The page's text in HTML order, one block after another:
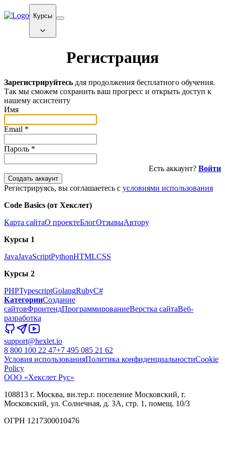
Курсы
Регистрация
Зарегистрируйтесь для продолжения бесплатного обучения.
Так мы сможем сохранить ваш прогресс и открыть доступ к
нашему ассистенту
Имя
Email *
Пароль *
Есть аккаунт? Войти
Создать аккаунт
Регистрируясь, вы соглашаетесь с условиями использования
Code Basics (от Хекслет)
Карта сайтаО проектеБлогОтзывыАвтору
Курсы 1
JavaJavaScriptPythonHTMLCSS
Курсы 2
PHPTypescriptGolangRubyC#
КатегорииСоздание
сайтовФронтендПрограммированиеВерстка сайтаВеб-
разработка
support@hexlet.io
8 800 100 22 47+7 495 085 21 62
Условия использованияПолитика конфиденциальностиCookie
Policy
ООО «Хекслет Рус»
108813 г. Москва, вн.тер.г. поселение Московский, г.
Московский, ул. Солнечная, д. 3А, стр. 1, помещ. 10/3
ОГРН 1217300010476